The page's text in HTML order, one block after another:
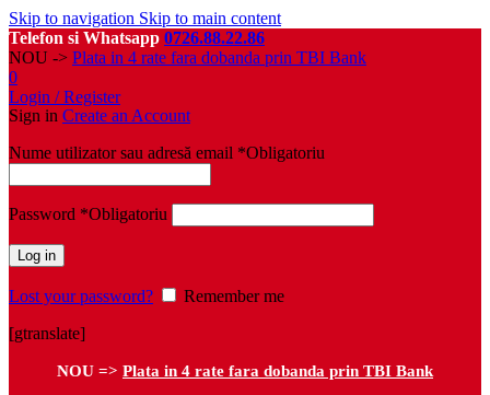
Skip to navigation Skip to main content
Telefon si Whatsapp 0726.88.22.86
NOU -> Plata in 4 rate fara dobanda prin TBI Bank
0
Login / Register
Sign in Create an Account
Nume utilizator sau adresă email *Obligatoriu
Password *Obligatoriu
Log in
Lost your password?
Remember me
[gtranslate]
NOU => Plata in 4 rate fara dobanda prin TBI Bank